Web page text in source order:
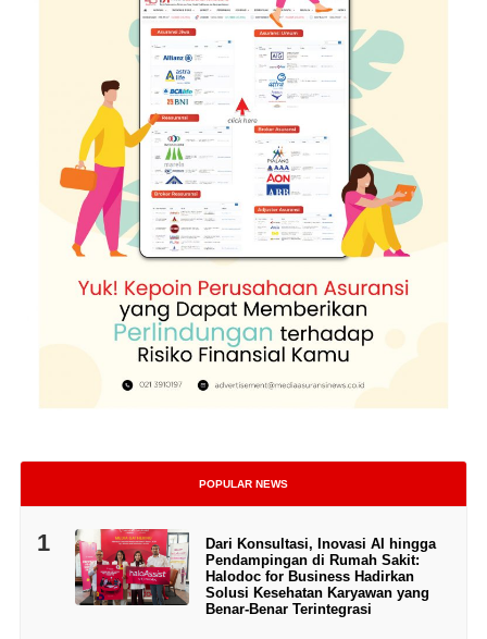
POPULAR NEWS
1
Dari Konsultasi, Inovasi AI hingga
Pendampingan di Rumah Sakit:
Halodoc for Business Hadirkan
Solusi Kesehatan Karyawan yang
Benar-Benar Terintegrasi